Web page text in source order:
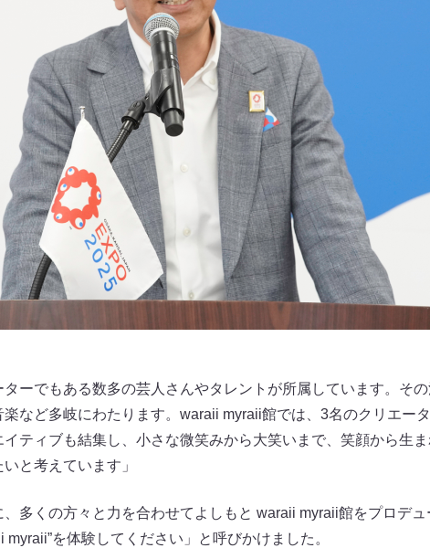
ターでもある数多の芸人さんやタレントが所属しています。そ
など多岐にわたります。waraii myraii館では、3名のクリエー
ティブも結集し、小さな微笑みから大笑いまで、笑顔から生
と考えています」
多くの方々と力を合わせてよしもと waraii myraii館をプロデュ
を体験してください」と呼びかけました。